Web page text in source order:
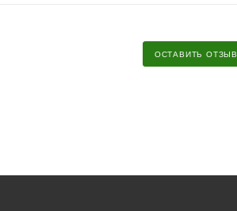
ОСТАВИТЬ ОТЗЫВ